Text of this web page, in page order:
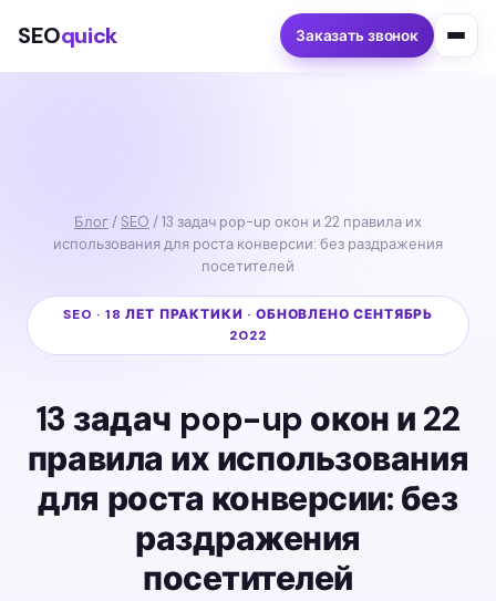
SEOquick Заказать звонок
Блог / SEO / 13 задач pop-up окон и 22 правила их
использования для роста конверсии: без раздражения
посетителей
SEO · 18 ЛЕТ ПРАКТИКИ · ОБНОВЛЕНО СЕНТЯБРЬ
2022
13 задач pop-up окон и 22
правила их использования
для роста конверсии: без
раздражения
посетителей